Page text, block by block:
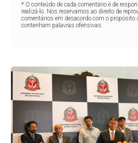
* O conteúdo de cada comentário é de
realizá-lo. Nos reservamos ao direito de
comentários em desacordo com o propósito
contenham palavras ofensivas.